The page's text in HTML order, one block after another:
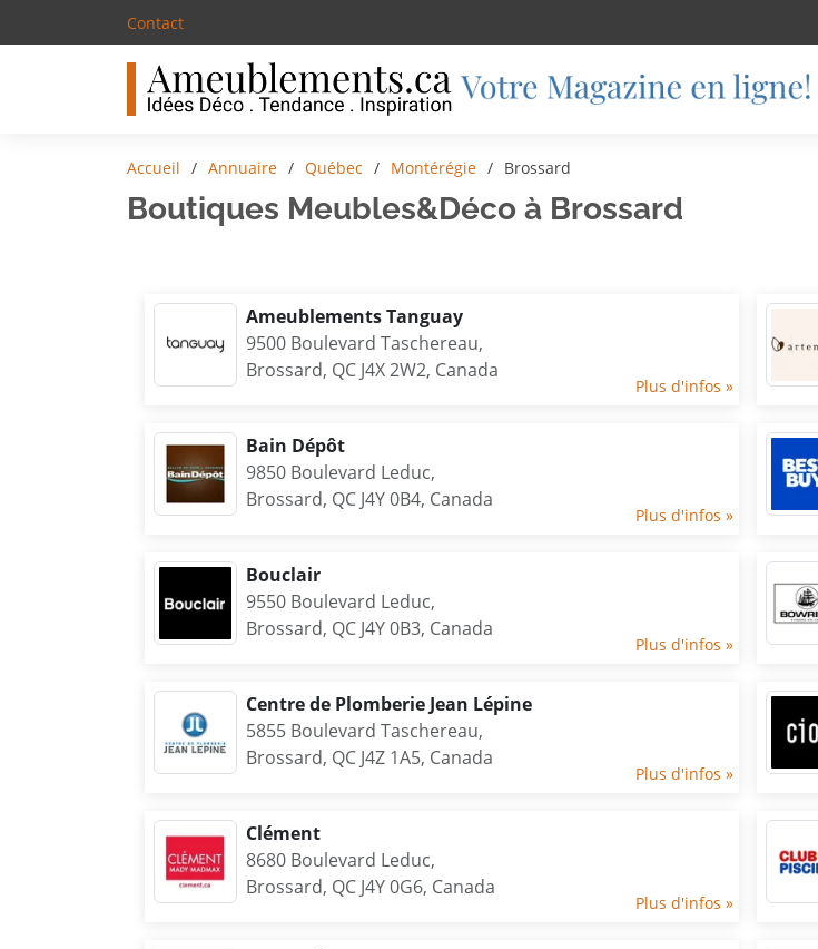
Contact
Accueil Annuaire Québec Montérégie Brossard
Boutiques Meubles&Déco à Brossard
Ameublements Tanguay
9500 Boulevard Taschereau,
Brossard, QC J4X 2W2, Canada
Plus d'infos »
Bain Dépôt
9850 Boulevard Leduc,
Brossard, QC J4Y 0B4, Canada
Plus d'infos »
Bouclair
9550 Boulevard Leduc,
Brossard, QC J4Y 0B3, Canada
Plus d'infos »
Centre de Plomberie Jean Lépine
5855 Boulevard Taschereau,
Brossard, QC J4Z 1A5, Canada
Plus d'infos »
Clément
8680 Boulevard Leduc,
Brossard, QC J4Y 0G6, Canada
Plus d'infos »